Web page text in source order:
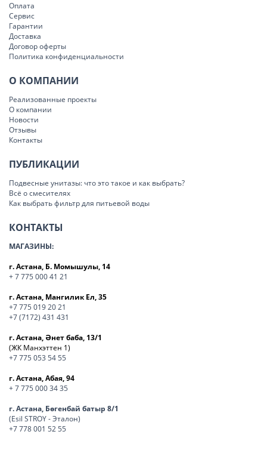
Оплата
Сервис
Гарантии
Доставка
Договор оферты
Политика конфиденциальности
О КОМПАНИИ
Реализованные проекты
О компании
Новости
Отзывы
Контакты
ПУБЛИКАЦИИ
Подвесные унитазы: что это такое и как выбрать?
Всё о смесителях
Как выбрать фильтр для питьевой воды
КОНТАКТЫ
МАГАЗИНЫ:
г. Астана, Б. Момышулы, 14
+ 7 775 000 41 21
г. Астана, Мангилик Ел, 35
+7 775 019 20 21
+7 (7172) 431 431
г. Астана, Әнет баба, 13/1
(ЖК Манхэттен 1)
+7 775 053 54 55
г. Астана, Абая, 94
+ 7 775 000 34 35
г. Астана, Бөгенбай батыр 8/1
(Esil STROY - Эталон)
+7 778 001 52 55